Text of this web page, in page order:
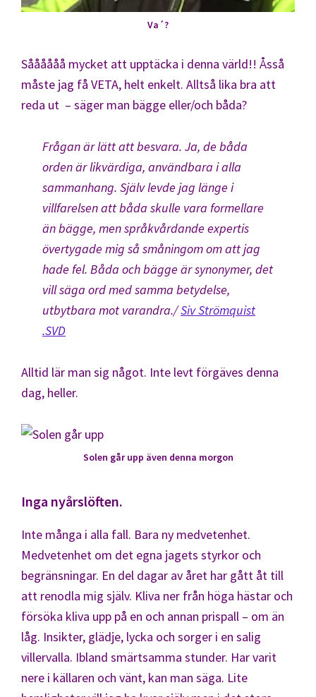
Va´?
Såååååå mycket att upptäcka i denna värld!! Åsså
måste jag få VETA, helt enkelt. Alltså lika bra att
reda ut – säger man bägge eller/och båda?
Frågan är lätt att besvara. Ja, de båda
orden är likvärdiga, användbara i alla
sammanhang. Själv levde jag länge i
villfarelsen att båda skulle vara formellare
än bägge, men språkvårdande expertis
övertygade mig så småningom om att jag
hade fel. Båda och bägge är synonymer, det
vill säga ord med samma betydelse,
utbytbara mot varandra./Siv Strömquist
.SVD
Alltid lär man sig något. Inte levt förgäves denna
dag, heller.
Solen går upp även denna morgon
Inga nyårslöften.
Inte många i alla fall. Bara ny medvetenhet.
Medvetenhet om det egna jagets styrkor och
begränsningar. En del dagar av året har gått åt till
att renodla mig själv. Kliva ner från höga hästar och
försöka kliva upp på en och annan prispall – om än
låg. Insikter, glädje, lycka och sorger i en salig
villervalla. Ibland smärtsamma stunder. Har varit
nere i källaren och vänt, kan man säga. Lite